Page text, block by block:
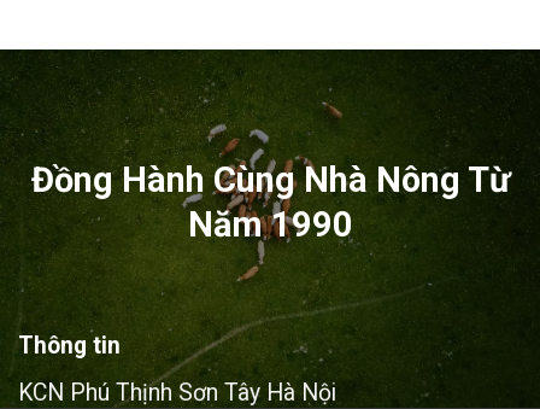
Đồng Hành Cùng Nhà Nông Từ
Năm 1990
Thông tin
KCN Phú Thịnh Sơn Tây Hà Nội